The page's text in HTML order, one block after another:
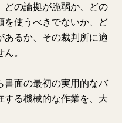
どの論拠が脆弱か、どの
を使うべきでないか、ど
あるか、その裁判所に適
。
書面の最初の実用的なバ
する機械的な作業を、大